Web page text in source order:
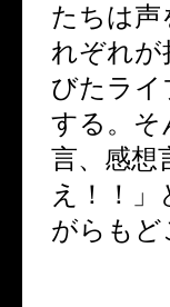
たちは声
れぞれが
びたライ
する。そ
言、感想
え！！
がらもど